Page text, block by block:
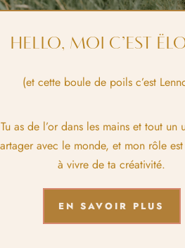
HELLO, MOI C’EST
(et cette boule de poils c’est
Tu as de l’or dans les mains et tout un
avec le monde, et mon rôle est
à vivre de ta créativité.
EN SAVOIR PLUS